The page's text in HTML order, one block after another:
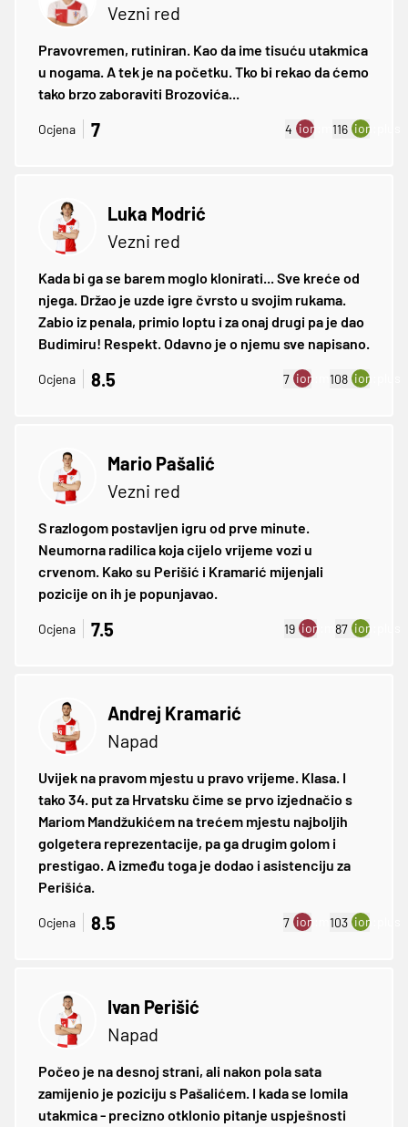
Vezni red
Pravovremen, rutiniran. Kao da ime tisuću utakmica
u nogama. A tek je na početku. Tko bi rekao da ćemo
tako brzo zaboraviti Brozovića...
Ocjena 7 4 ion:minus
116 ion:plus
Luka Modrić
Vezni red
Kada bi ga se barem moglo klonirati... Sve kreće od
njega. Držao je uzde igre čvrsto u svojim rukama.
Zabio iz penala, primio loptu i za onaj drugi pa je dao
Budimiru! Respekt. Odavno je o njemu sve napisano.
Ocjena 8.5 7 ion:minus
108 ion:plus
Mario Pašalić
Vezni red
S razlogom postavljen igru od prve minute.
Neumorna radilica koja cijelo vrijeme vozi u
crvenom. Kako su Perišić i Kramarić mijenjali
pozicije on ih je popunjavao.
Ocjena 7.5 19 ion:minus
87 ion:plus
Andrej Kramarić
Napad
Uvijek na pravom mjestu u pravo vrijeme. Klasa. I
tako 34. put za Hrvatsku čime se prvo izjednačio s
Mariom Mandžukićem na trećem mjestu najboljih
golgetera reprezentacije, pa ga drugim golom i
prestigao. A između toga je dodao i asistenciju za
Perišića.
Ocjena 8.5 7 ion:minus
103 ion:plus
Ivan Perišić
Napad
Počeo je na desnoj strani, ali nakon pola sata
zamijenio je poziciju s Pašalićem. I kada se lomila
utakmica - precizno otklonio pitanje uspješnosti